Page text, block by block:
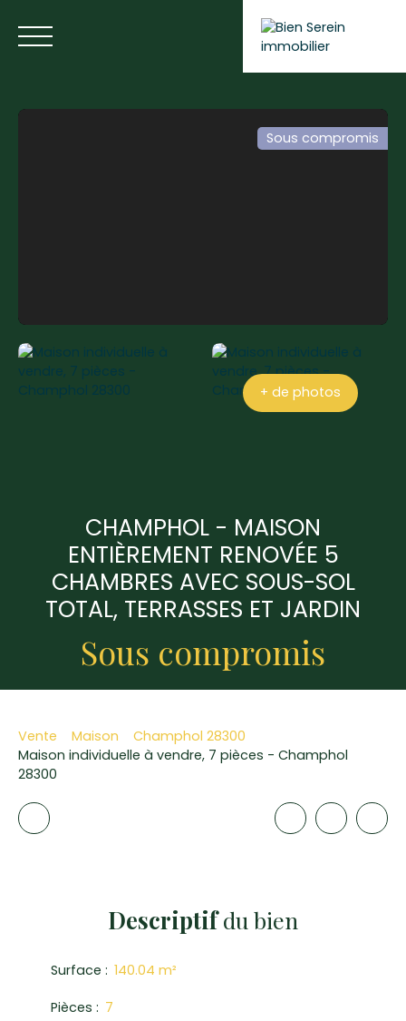
Sous compromis
+ de photos
CHAMPHOL - MAISON
ENTIÈREMENT RENOVÉE 5
CHAMBRES AVEC SOUS-SOL
TOTAL, TERRASSES ET JARDIN
Sous compromis
Vente Maison
Champhol 28300
Maison individuelle à vendre, 7 pièces - Champhol
28300
Descriptifdu bien
Surface : 140.04 m²
Pièces : 7